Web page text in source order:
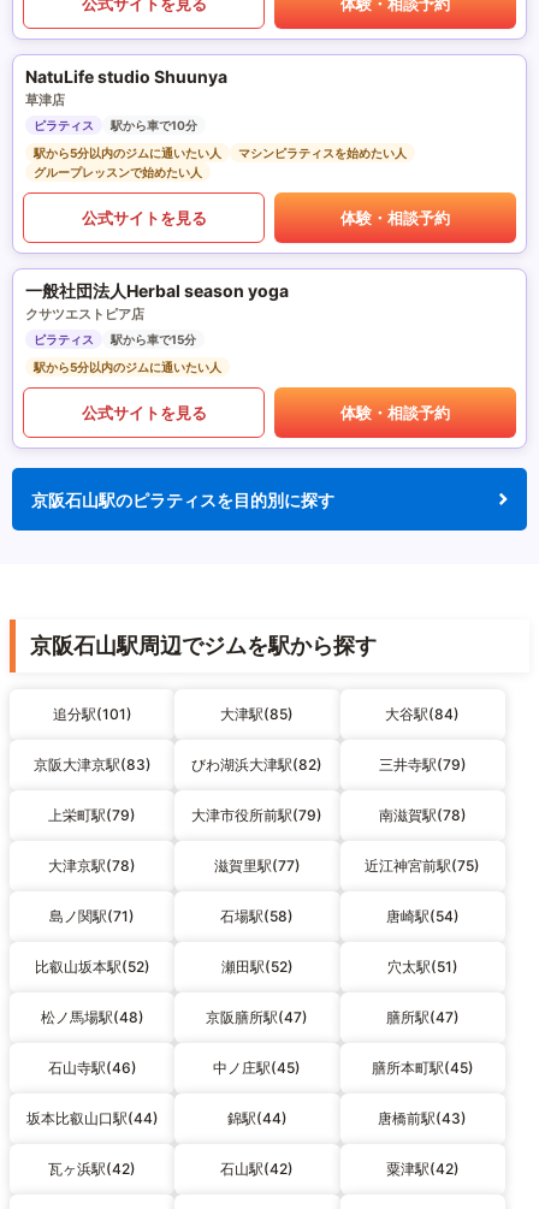
NatuLife studio Shuunya
草津店
ピラティス
駅から車で10分
駅から5分以内のジムに通いたい人
マシンピラティスを始めたい人
グループレッスンで始めたい人
公式サイトを見る 体験・相談予約
一般社団法人Herbal season yoga
クサツエストピア店
ピラティス
駅から車で15分
駅から5分以内のジムに通いたい人
公式サイトを見る 体験・相談予約
京阪石山駅のピラティスを目的別に探す
京阪石山駅周辺でジムを駅から探す
追分駅(101) 大津駅(85) 大谷駅(84)
京阪大津京駅(83) びわ湖浜大津駅(82) 三井寺駅(79)
上栄町駅(79) 大津市役所前駅(79) 南滋賀駅(78)
大津京駅(78) 滋賀里駅(77) 近江神宮前駅(75)
島ノ関駅(71) 石場駅(58) 唐崎駅(54)
比叡山坂本駅(52) 瀬田駅(52) 穴太駅(51)
松ノ馬場駅(48) 京阪膳所駅(47) 膳所駅(47)
石山寺駅(46) 中ノ庄駅(45) 膳所本町駅(45)
坂本比叡山口駅(44) 錦駅(44) 唐橋前駅(43)
瓦ヶ浜駅(42) 石山駅(42) 粟津駅(42)